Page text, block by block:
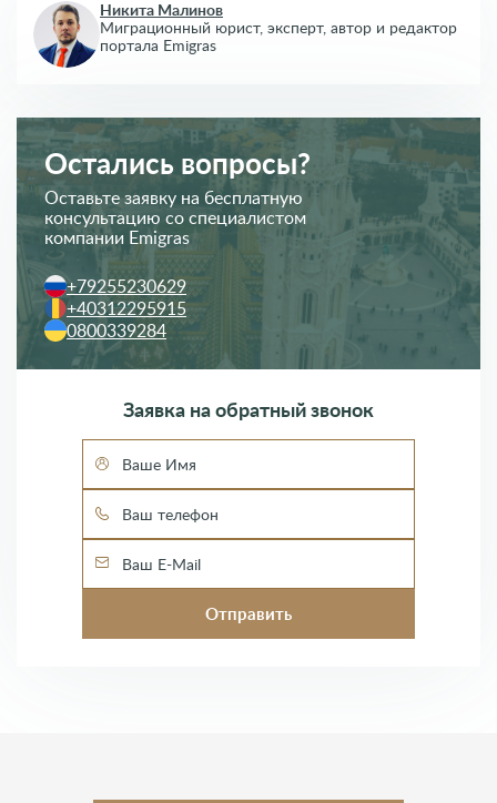
Никита Малинов
Миграционный юрист, эксперт, автор и редактор
портала Emigras
Остались вопросы?
Оставьте заявку на бесплатную
консультацию со специалистом
компании Emigras
+79255230629
+40312295915
0800339284
Заявка на обратный звонок